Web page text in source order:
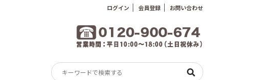
ログイン 会員登録 お問い合わせ